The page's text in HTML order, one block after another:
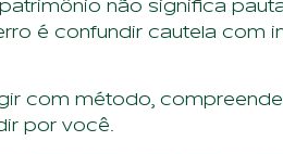
não significa
é confundir cautela com
com método,
por você.